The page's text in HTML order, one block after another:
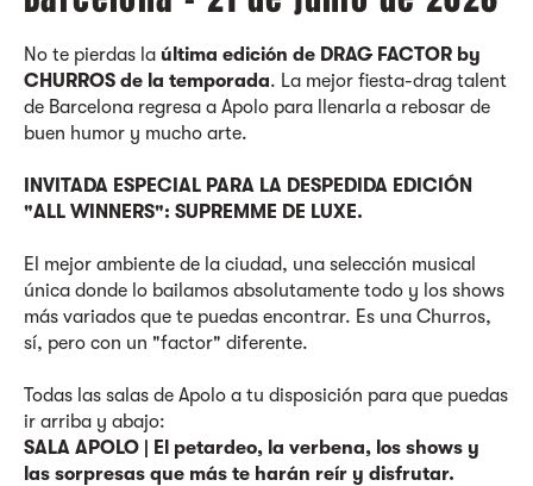
No te pierdas la última edición de DRAG FACTOR by
CHURROS de la temporada. La mejor fiesta-drag talent
de Barcelona regresa a Apolo para llenarla a rebosar de
buen humor y mucho arte.
INVITADA ESPECIAL PARA LA DESPEDIDA EDICIÓN
"ALL WINNERS": SUPREMME DE LUXE.
El mejor ambiente de la ciudad, una selección musical
única donde lo bailamos absolutamente todo y los shows
más variados que te puedas encontrar. Es una Churros,
sí, pero con un "factor" diferente.
Todas las salas de Apolo a tu disposición para que puedas
ir arriba y abajo:
SALA APOLO | El petardeo, la verbena, los shows y
las sorpresas que más te harán reír y disfrutar.